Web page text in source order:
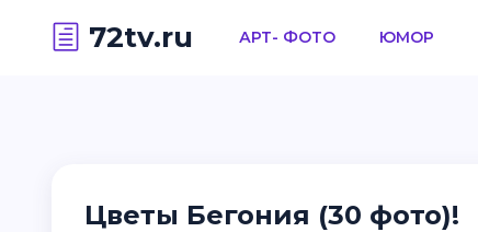
72tv.ru АРТ- ФОТО ЮМОР
Цветы Бегония (30 фото)!